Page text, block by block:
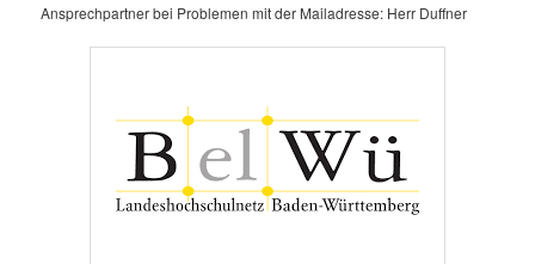
Ansprechpartner bei Problemen mit der Mailadresse: Herr Duffner